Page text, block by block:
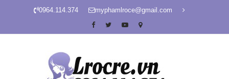
0964.114.374 myphamlroce@gmail.com